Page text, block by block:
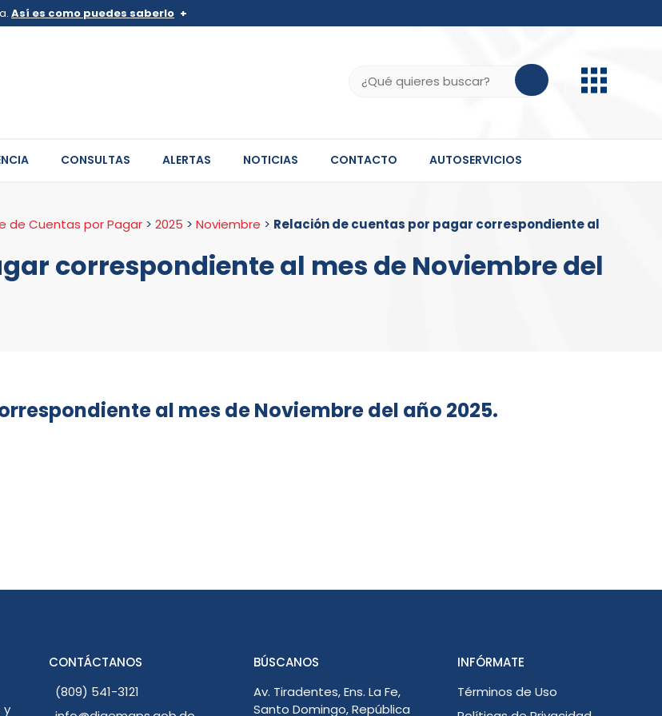
Así es como puedes saberlo
de .gob.do o .gov.do. Comparte información confidencial solo en este tipo de
CONSULTAS ALERTAS NOTICIAS CONTACTO AUTOSERVICIOS
de Cuentas por Pagar > 2025 > Noviembre > Relación de cuentas por pagar correspondiente al
correspondiente al mes de Noviembre del
al mes de Noviembre del año 2025.
y
CONTÁCTANOS
(809) 541-3121
BÚSCANOS
Av. Tiradentes, Ens. La Fe,
Santo Domingo, República
INFÓRMATE
Términos de Uso